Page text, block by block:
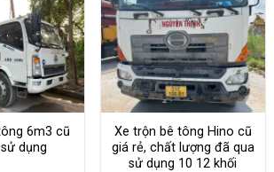
6m3 cũ
dụng
Xe trộn bê tông Hino cũ
giá rẻ, chất lượng đã qua
sử dụng 10 12 khối